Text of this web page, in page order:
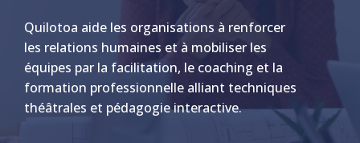
Quilotoa aide les organisations à renforcer
les relations humaines et à mobiliser les
équipes par la facilitation, le coaching et la
formation professionnelle alliant techniques
théâtrales et pédagogie interactive.